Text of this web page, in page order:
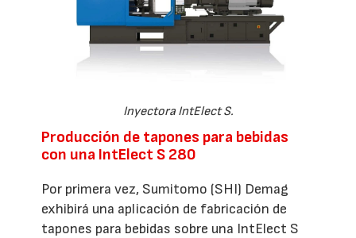
Inyectora IntElect S.
Producción de tapones para bebidas
con una IntElect S 280
Por primera vez, Sumitomo (SHI) Demag
exhibirá una aplicación de fabricación de
tapones para bebidas sobre una IntElect S